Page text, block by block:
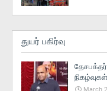
துயர் பகிர்வு
March